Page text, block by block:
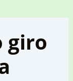
giro